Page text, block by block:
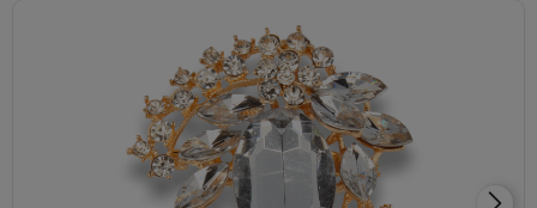
Wybierz coś dla siebie z naszej aktualnej oferty lub
zaloguj się, aby przywrócić dodane produkty do listy
z poprzedniej sesji.